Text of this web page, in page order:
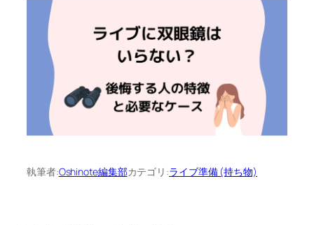
執筆者:Oshinote編集部カテゴリ:ライブ準備 (持ち物)